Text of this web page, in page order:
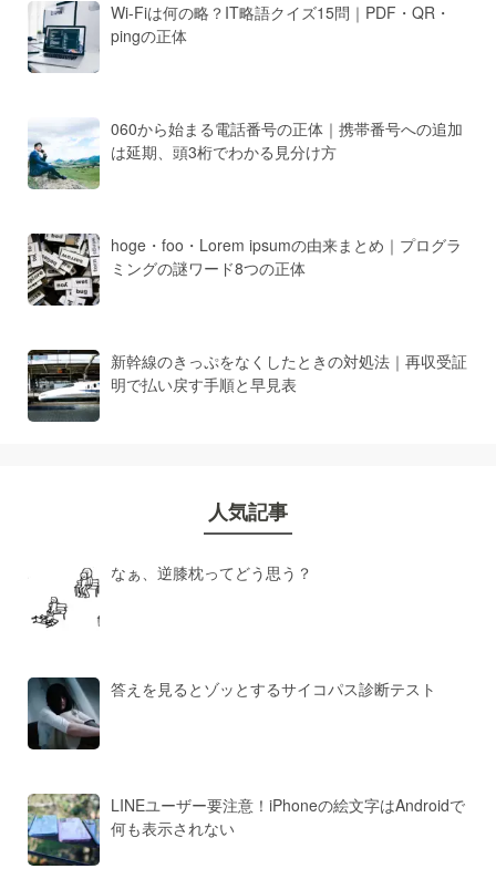
Wi-Fiは何の略？IT略語クイズ15問｜PDF・QR・
pingの正体
060から始まる電話番号の正体｜携帯番号への追加
は延期、頭3桁でわかる見分け方
hoge・foo・Lorem ipsumの由来まとめ｜プログラ
ミングの謎ワード8つの正体
新幹線のきっぷをなくしたときの対処法｜再収受証
明で払い戻す手順と早見表
人気記事
なぁ、逆膝枕ってどう思う？
答えを見るとゾッとするサイコパス診断テスト
LINEユーザー要注意！iPhoneの絵文字はAndroidで
何も表示されない